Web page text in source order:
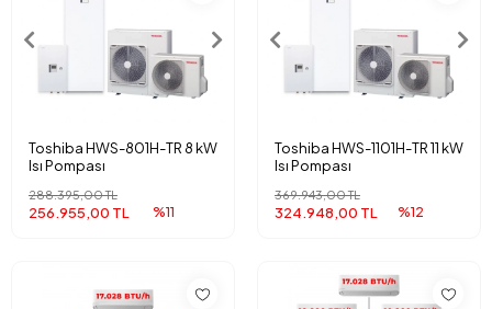
Toshiba HWS-801H-TR 8 kW
Isı Pompası
256.955,00 TL
288.395,00 TL
%11
Toshiba HWS-1101H-TR 11 kW
Isı Pompası
324.948,00 TL
369.943,00 TL
%12